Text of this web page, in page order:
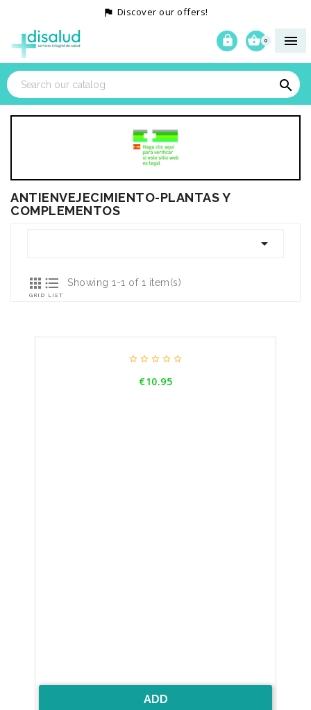
 Discover our offers!

0



ANTIENVEJECIMIENTO-PLANTAS Y
COMPLEMENTOS


GRID

LIST
Showing 1-1 of 1 item(s)
    
€10.95
ADD